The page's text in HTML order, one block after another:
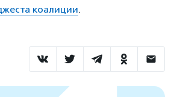
коалиции.